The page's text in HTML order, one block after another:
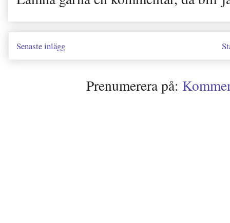
Senaste inlägg
Prenumerera på: